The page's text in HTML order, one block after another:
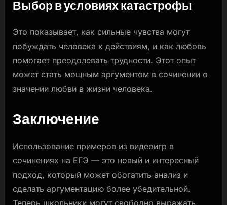
Выбор в условиях катастрофы
Это показывает, как сильные чувства могут
побуждать человека к действиям, и как любовь
помогает преодолевать трудности. Этот опыт
может стать мощным аргументом в сочинении о
значении любви в жизни человека.
Заключение
Использование примеров из видеоигр в
сочинениях на ЕГЭ — это новый и интересный
подход, который может обогатить анализ и
сделать аргументацию более убедительной.